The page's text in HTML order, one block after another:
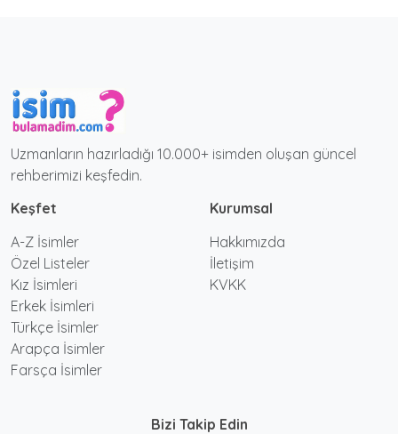
Uzmanların hazırladığı 10.000+ isimden oluşan güncel
rehberimizi keşfedin.
Keşfet
A-Z İsimler
Özel Listeler
Kız İsimleri
Erkek İsimleri
Türkçe İsimler
Arapça İsimler
Farsça İsimler
Kurumsal
Hakkımızda
İletişim
KVKK
Bizi Takip Edin